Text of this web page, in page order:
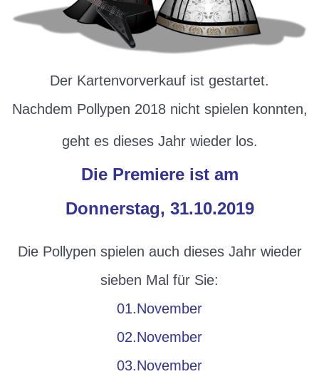
Der Kartenvorverkauf ist gestartet.
Nachdem Pollypen 2018 nicht spielen konnten,
geht es dieses Jahr wieder los.
Die Premiere ist am
Donnerstag, 31.10.2019
Die Pollypen spielen auch dieses Jahr wieder
sieben Mal für Sie:
01.November
02.November
03.November